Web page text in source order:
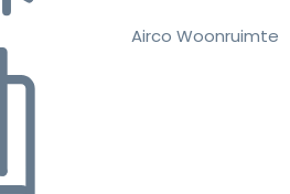
Airco Woonruimte